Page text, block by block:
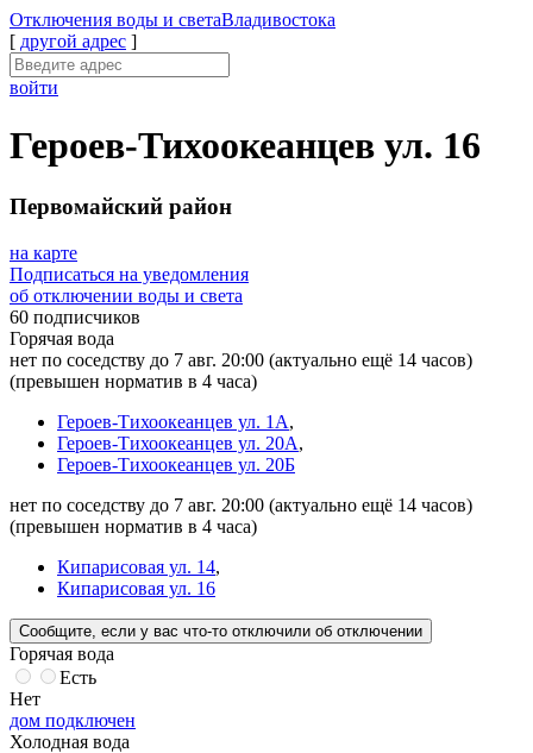
Отключения воды и светаВладивостока
[ другой адрес ]
войти
Героев-Тихоокеанцев ул. 16
Первомайский район
на карте
Подписаться на уведомления
об отключении воды и света
60 подписчиков
Горячая вода
нет по соседству до 7 авг. 20:00 (актуально ещё 14 часов)
(превышен норматив в 4 часа)
Героев-Тихоокеанцев ул. 1А,
Героев-Тихоокеанцев ул. 20А,
Героев-Тихоокеанцев ул. 20Б
нет по соседству до 7 авг. 20:00 (актуально ещё 14 часов)
(превышен норматив в 4 часа)
Кипарисовая ул. 14,
Кипарисовая ул. 16
Сообщите , если у вас что-то отключили об отключении
Горячая вода
Есть
Нет
дом подключен
Холодная вода